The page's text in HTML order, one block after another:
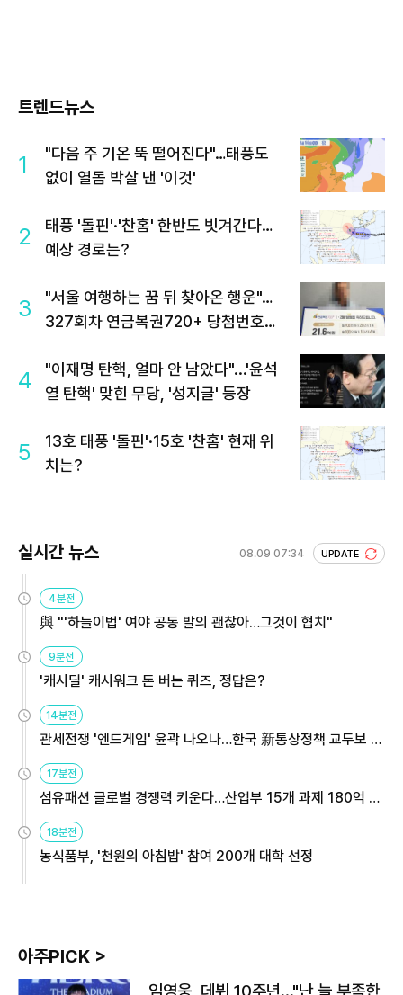
트렌드뉴스
1
"다음 주 기온 뚝 떨어진다"…태풍도
없이 열돔 박살 낸 '이것'
2
태풍 '돌핀'·'찬홈' 한반도 빗겨간다…
예상 경로는?
3
"서울 여행하는 꿈 뒤 찾아온 행운"…
327회차 연금복권720+ 당첨번호조
4
"이재명 탄핵, 얼마 안 남았다"...'윤석
열 탄핵' 맞힌 무당, '성지글' 등장
5
13호 태풍 '돌핀'·15호 '찬홈' 현재 위
치는?
실시간 뉴스 08.09 07:34 UPDATE
4분전
與 "'하늘이법' 여야 공동 발의 괜찮아…그것이 협치"
9분전
'캐시딜' 캐시워크 돈 버는 퀴즈, 정답은?
14분전
관세전쟁 '엔드게임' 윤곽 나오나…한국 新통상정책 교두보 활
17분전
섬유패션 글로벌 경쟁력 키운다…산업부 15개 과제 180억 지
18분전
농식품부, '천원의 아침밥' 참여 200개 대학 선정
아주PICK >
임영웅, 데뷔 10주년…"난 늘 부족한